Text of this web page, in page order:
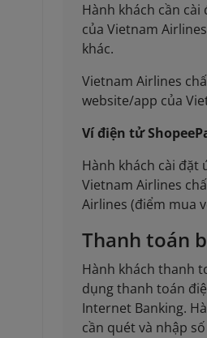
Hành khách cần
của Vietnam
khác.
Vietnam Airlines
website/app của
Ví điện tử
Hành khách cài đặt
Vietnam Airlines
Airlines (điểm mua
Thanh toán
Hành khách thanh
dụng thanh toán
Internet Banking.
cần quét và nhập